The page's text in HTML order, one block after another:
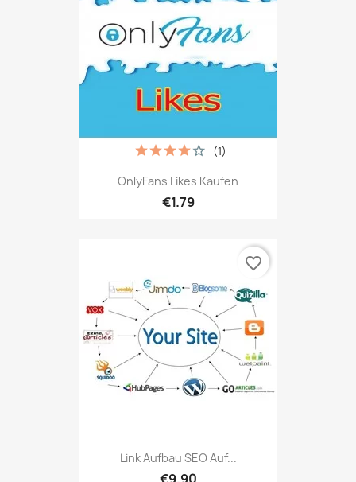
OnlyFans Likes Kaufen
€1.79
(1)
Link Aufbau SEO Auf...
favorite_border